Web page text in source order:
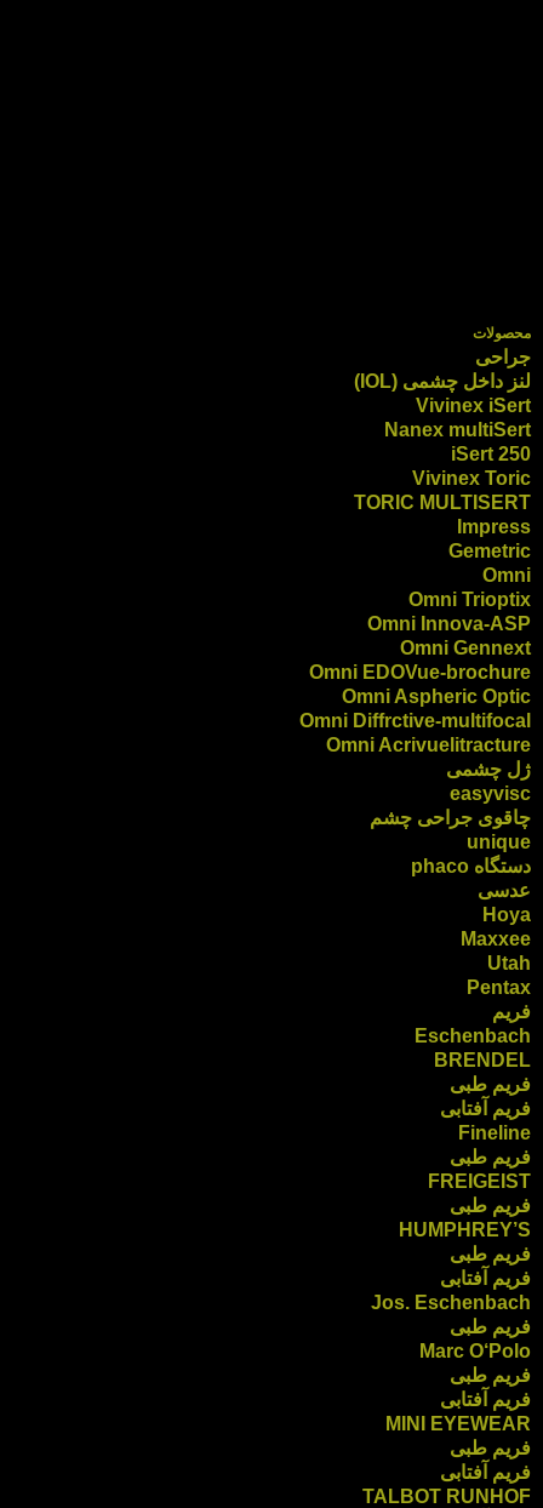
محصولات
جراحی
لنز داخل چشمی (IOL)
Vivinex iSert
Nanex multiSert
iSert 250
Vivinex Toric
TORIC MULTISERT
Impress
Gemetric
Omni
Omni Trioptix
Omni Innova-ASP
Omni Gennext
Omni EDOVue-brochure
Omni Aspheric Optic
Omni Diffrctive-multifocal
Omni Acrivuelitracture
ژل چشمی
easyvisc
چاقوی جراحی چشم
unique
دستگاه phaco
عدسی
Hoya
Maxxee
Utah
Pentax
فریم
Eschenbach
BRENDEL
فریم طبی
فریم آفتابی
Fineline
فریم طبی
FREIGEIST
فریم طبی
HUMPHREY’S
فریم طبی
فریم آفتابی
Jos. Eschenbach
فریم طبی
Marc O‘Polo
فریم طبی
فریم آفتابی
MINI EYEWEAR
فریم طبی
فریم آفتابی
TALBOT RUNHOF